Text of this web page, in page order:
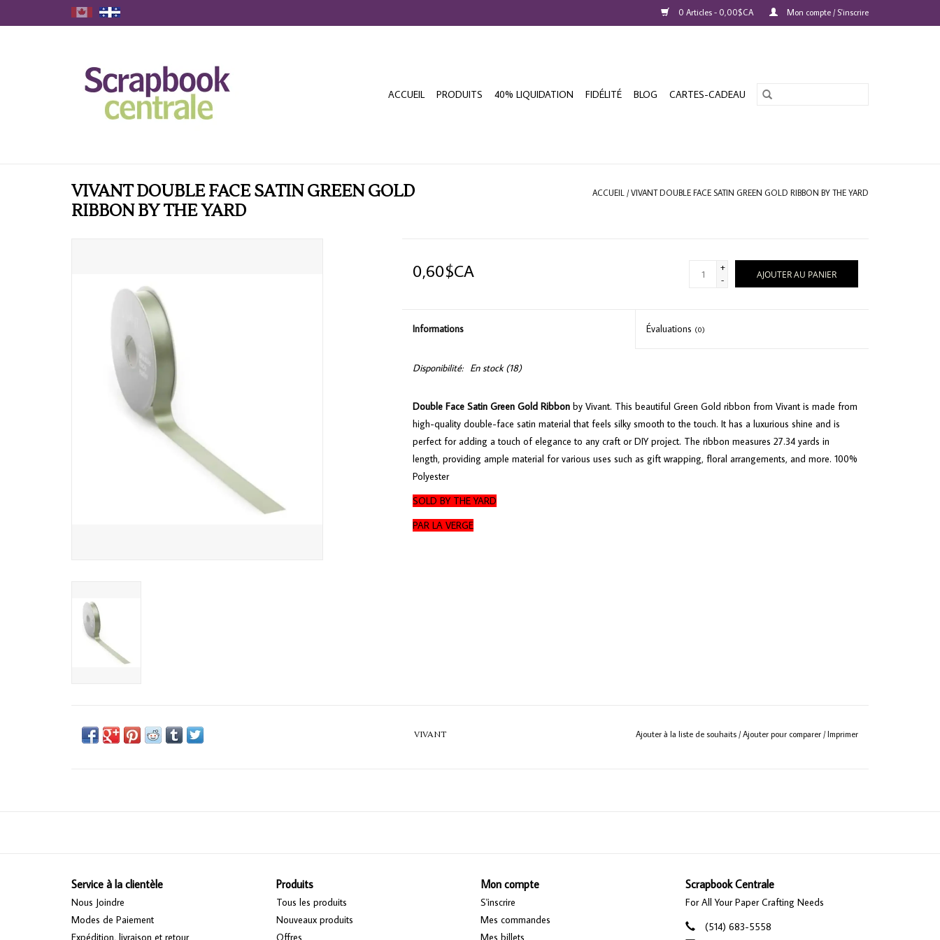
0 Articles - 0,00$CA Mon compte / S'inscrire
ACCUEIL PRODUITS 40% LIQUIDATION FIDÉLITÉ BLOG CARTES-CADEAU
VIVANT DOUBLE FACE SATIN GREEN GOLD
RIBBON BY THE YARD
ACCUEIL /VIVANT DOUBLE FACE SATIN GREEN GOLD RIBBON BY THE YARD
0,60$CA
+
-
AJOUTER AU PANIER
Informations Évaluations (0)
Disponibilité: En stock(18)
Double Face Satin Green Gold Ribbonby Vivant. This beautiful Green Gold ribbon from Vivant is made from
high-quality double-face satin material that feels silky smooth to the touch. It has a luxurious shine and is
perfect for adding a touch of elegance to any craft or DIY project. The ribbon measures 27.34 yards in
length, providing ample material for various uses such as gift wrapping, floral arrangements, and more. 100%
Polyester
SOLD BY THE YARD
PAR LA VERGE
VIVANT Ajouter à la liste de souhaits /Ajouter pour comparer /Imprimer
Service à la clientèle
Nous Joindre
Modes de Paiement
Expédition, livraison et retour
Produits
Tous les produits
Nouveaux produits
Offres
Mon compte
S'inscrire
Mes commandes
Mes billets
Scrapbook Centrale
For All Your Paper Crafting Needs
(514) 683-5558